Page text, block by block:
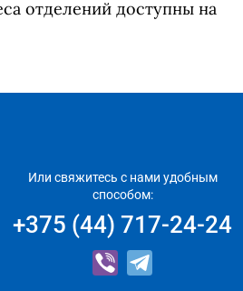
отделений доступны на
Или свяжитесь с нами удобным
способом:
+375 (44) 717-24-24